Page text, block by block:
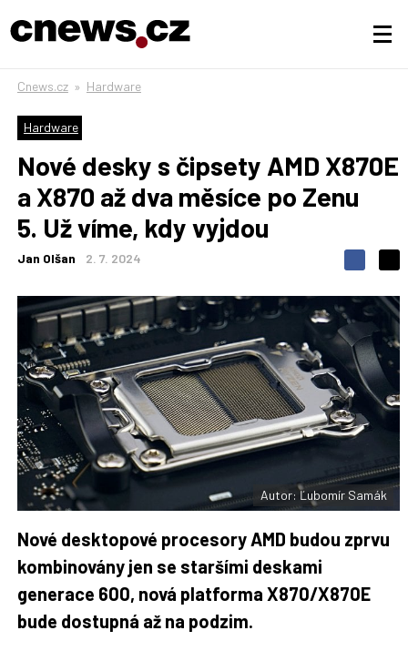
Cnews.cz » Hardware
Hardware
Nové desky s čipsety AMD X870E
a X870 až dva měsíce po Zenu
5. Už víme, kdy vyjdou
Jan Olšan 2. 7. 2024
S
d
í
l
e
t
S
í
j
t
e
n
a
a
c
o
o
í
j
a
s
X
Autor: Ľubomír Samák
Nové desktopové procesory AMD budou zprvu
kombinovány jen se staršími deskami
generace 600, nová platforma X870/X870E
bude dostupná až na podzim.